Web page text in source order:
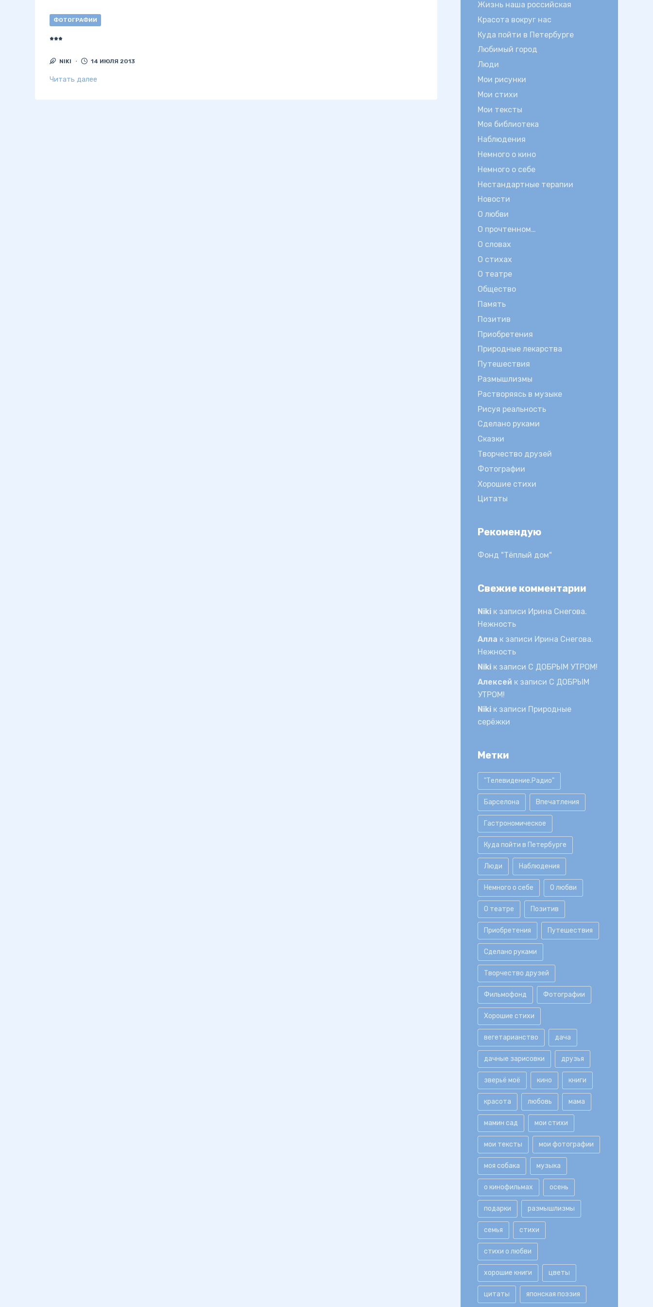
ФОТОГРАФИИ
***
NIKI 14 ИЮЛЯ 2013
Читать далее
Жизнь наша российская
Красота вокруг нас
Куда пойти в Петербурге
Любимый город
Люди
Мои рисунки
Мои стихи
Мои тексты
Моя библиотека
Наблюдения
Немного о кино
Немного о себе
Нестандартные терапии
Новости
О любви
О прочтенном…
О словах
О стихах
О театре
Общество
Память
Позитив
Приобретения
Природные лекарства
Путешествия
Размышлизмы
Растворяясь в музыке
Рисуя реальность
Сделано руками
Сказки
Творчество друзей
Фотографии
Хорошие стихи
Цитаты
Рекомендую
Фонд "Тёплый дом"
Свежие комментарии
Niki к записи Ирина Снегова.
Нежность
Алла к записи Ирина Снегова.
Нежность
Niki к записи С ДОБРЫМ УТРОМ!
Алексей к записи С ДОБРЫМ
УТРОМ!
Niki к записи Природные
серёжки
Метки
"Телевидение.Радио"
Барселона Впечатления
Гастрономическое
Куда пойти в Петербурге
Люди Наблюдения
Немного о себе О любви
О театре Позитив
Приобретения Путешествия
Сделано руками
Творчество друзей
Фильмофонд Фотографии
Хорошие стихи
вегетарианство дача
дачные зарисовки друзья
зверьё моё кино книги
красота любовь мама
мамин сад мои стихи
мои тексты мои фотографии
моя собака музыка
о кинофильмах осень
подарки размышлизмы
семья стихи
стихи о любви
хорошие книги цветы
цитаты японская поэзия